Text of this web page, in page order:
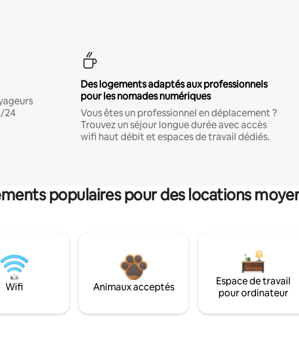
24
Des logements adaptés aux professionnels
pour les nomades numériques
Vous êtes un professionnel en déplacement ?
Trouvez un séjour longue durée avec accès
wifi haut débit et espaces de travail dédiés.
populaires pour des locations
Wifi Animaux acceptés
Espace de travail
pour ordinateur